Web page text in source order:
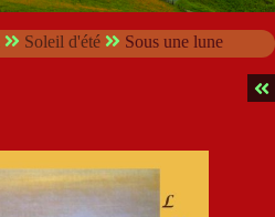
Soleil d'été
Sous une lune